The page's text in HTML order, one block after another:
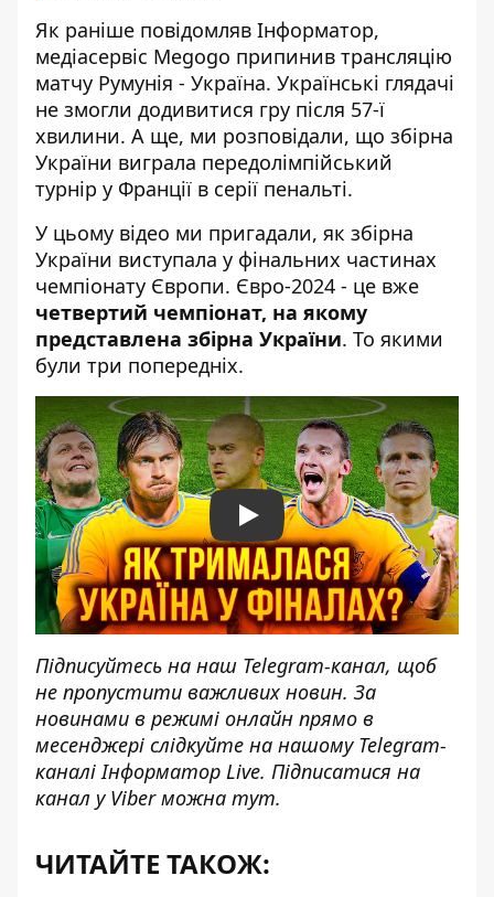
Як раніше повідомляв Інформатор,
медіасервіс Megogo припинив трансляцію
матчу Румунія - Україна. Українські глядачі
не змогли додивитися гру після 57-ї
хвилини. А ще, ми розповідали, що збірна
України виграла передолімпійський
турнір у Франції в серії пенальті.
У цьому відео ми пригадали, як збірна
України виступала у фінальних частинах
чемпіонату Європи. Євро-2024 - це вже
четвертий чемпіонат, на якому
представлена збірна України. То якими
були три попередніх.
Play
Підписуйтесь на наш Telegram-канал, щоб
не пропустити важливих новин. За
новинами в режимі онлайн прямо в
месенджері слідкуйте на нашому Telegram-
каналі Інформатор Live. Підписатися на
канал у Viber можна тут.
ЧИТАЙТЕ ТАКОЖ: